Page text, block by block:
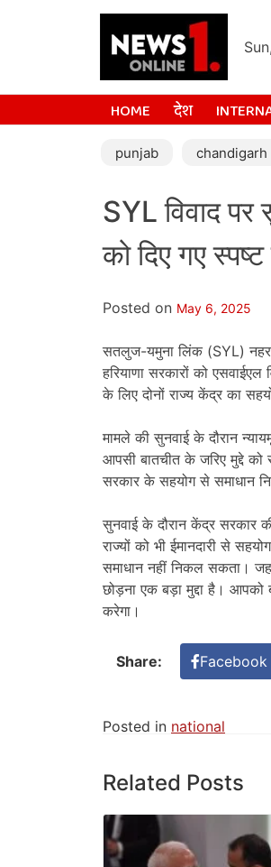
HOME देश
punjab chandigarh
SYL विवाद पर
को दिए गए स्पष्ट
Posted on May 6, 2025
सतलुज-यमुना लिंक (SYL) नहर
हरियाणा सरकारों को
के लिए दोनों राज्य केंद्र का
मामले की सुनवाई के दौरान
आपसी बातचीत के जरिए मुद्दे
सरकार के सहयोग से समाधान
सुनवाई के दौरान केंद्र सरकार
राज्यों को भी ईमानदारी से
समाधान नहीं निकल सकता।
छोड़ना एक बड़ा मुद्दा है। आपको
करेगा।
Share: Facebook
Posted in national
Related Posts